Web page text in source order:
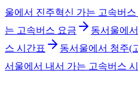
울에서 진주혁신 가는 고속버스
는 고속버스 요금
동서울에
스 시간표
동서울에서 청주(
서울에서 내서 가는 고속버스